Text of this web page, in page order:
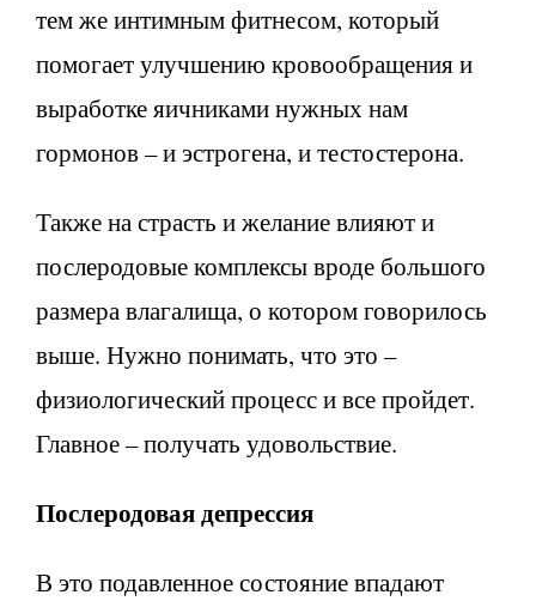
тем же интимным фитнесом, который
помогает улучшению кровообращения и
выработке яичниками нужных нам
гормонов – и эстрогена, и тестостерона.
Также на страсть и желание влияют и
послеродовые комплексы вроде большого
размера влагалища, о котором говорилось
выше. Нужно понимать, что это –
физиологический процесс и все пройдет.
Главное – получать удовольствие.
Послеродовая депрессия
В это подавленное состояние впадают